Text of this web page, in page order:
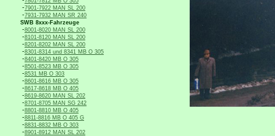
-7901-7922 MAN SL 200
-7931-7932 MAN SR 240
SWB 8xxx-Fahrzeuge
-8001-8020 MAN SL 200
-8101-8120 MAN SL 200
-8201-8202 MAN SL 200
-8301-8314 und 8341 MB O 305
-8401-8420 MB O 305
-8501-8523 MB O 305
-8531 MB O 303
-8601-8616 MB O 305
-8617-8618 MB O 405
-8619-8620 MAN SL 202
-8701-8705 MAN SG 242
-8801-8810 MB O 405
-8811-8816 MB O 405 G
-8831-8832 MB O 303
-8901-8912 MAN SL 202